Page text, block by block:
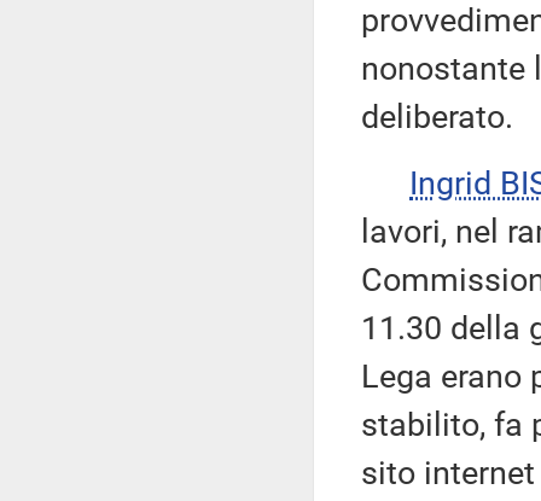
nonostante
deliberato.
Ingrid
lavori, nel
11.30 della
Lega erano
stabilito, fa
sito